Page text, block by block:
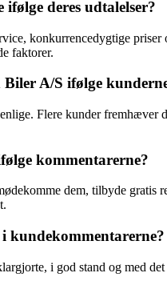
deres udtalelser?
konkurrencedygtige
faktorer.
Biler A/S ifølge
Flere kunder
kommentarerne?
dem, tilbyde gratis
kundekommentarerne?
i god stand og med